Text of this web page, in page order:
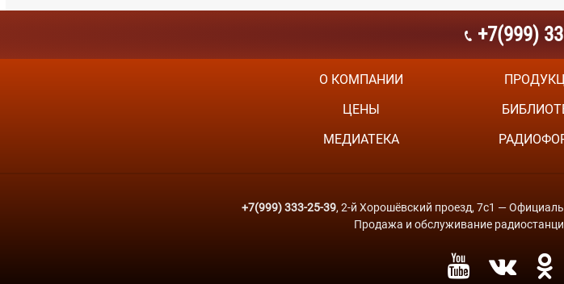
+7(999)
О КОМПАНИИ
ЦЕНЫ
МЕДИАТЕКА
+7(999) 333-25-39, 2-й Хорошёвский проезд, 7с1 —
Продажа и обслуживание